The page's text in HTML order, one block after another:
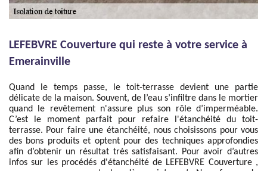
LEFEBVRE Couverture qui reste à votre service à
Emerainville
Quand le temps passe, le toit-terrasse devient une partie
délicate de la maison. Souvent, de l’eau s’infiltre dans le mortier
quand le revêtement n'assure plus son rôle d’imperméable.
C’est le moment parfait pour refaire l'étanchéité du toit-
terrasse. Pour faire une étanchéité, nous choisissons pour vous
des bons produits et optent pour des techniques approfondies
afin d’obtenir un résultat très satisfaisant. Pour avoir d’autres
infos sur les procédés d'étanchéité de LEFEBVRE Couverture ,